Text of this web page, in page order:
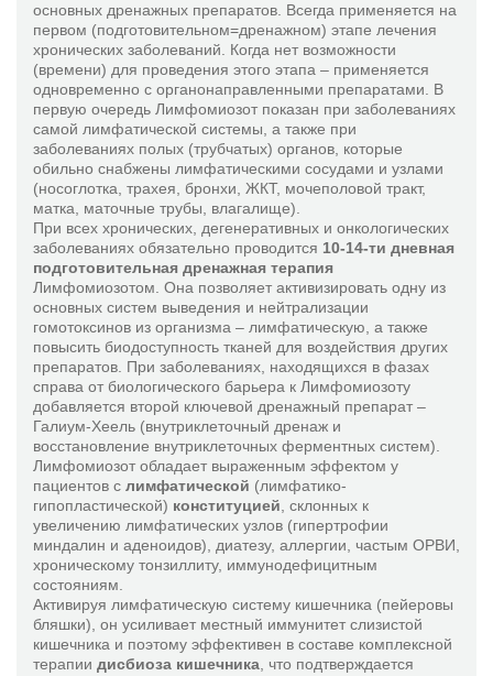
основных дренажных препаратов. Всегда применяется на
первом (подготовительном=дренажном) этапе лечения
хронических заболеваний. Когда нет возможности
(времени) для проведения этого этапа – применяется
одновременно с органонаправленными препаратами. В
первую очередь Лимфомиозот показан при заболеваниях
самой лимфатической системы, а также при
заболеваниях полых (трубчатых) органов, которые
обильно снабжены лимфатическими сосудами и узлами
(носоглотка, трахея, бронхи, ЖКТ, мочеполовой тракт,
матка, маточные трубы, влагалище).
При всех хронических, дегенеративных и онкологических
заболеваниях обязательно проводится 10-14-ти дневная
подготовительная дренажная терапия
Лимфомиозотом. Она позволяет активизировать одну из
основных систем выведения и нейтрализации
гомотоксинов из организма – лимфатическую, а также
повысить биодоступность тканей для воздействия других
препаратов. При заболеваниях, находящихся в фазах
справа от биологического барьера к Лимфомиозоту
добавляется второй ключевой дренажный препарат –
Галиум-Хеель (внутриклеточный дренаж и
восстановление внутриклеточных ферментных систем).
Лимфомиозот обладает выраженным эффектом у
пациентов с лимфатической (лимфатико-
гипопластической) конституцией , склонных к
увеличению лимфатических узлов (гипертрофии
миндалин и аденоидов), диатезу, аллергии, частым ОРВИ,
хроническому тонзиллиту, иммунодефицитным
состояниям.
Активируя лимфатическую систему кишечника (пейеровы
бляшки), он усиливает местный иммунитет слизистой
кишечника и поэтому эффективен в составе комплексной
терапии дисбиоза кишечника , что подтверждается